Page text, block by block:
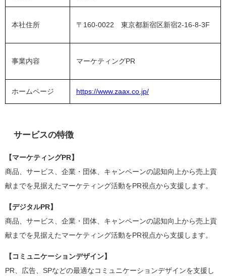
本社住所 〒160-0022 東京都新宿区新宿2-16-8-3F
事業内容 マーケティングPR
ホームページ https://www.zaax.co.jp/
サービスの特徴
【マーケティングPR】
商品、サービス、企業・団体、キャンペーンの認知向上から売上貢
献までを見据えたマーケティング活動をPR視点から支援します。
【デジタルPR】
商品、サービス、企業・団体、キャンペーンの認知向上から売上貢
献までを見据えたマーケティング活動をPR視点から支援します。
【コミュニケーションデザイン】
PR、広告、SPなどの最適なコミュニケーションデザインを支援し